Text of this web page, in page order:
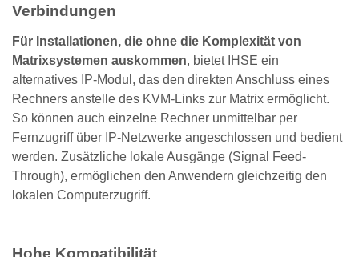
Verbindungen
Für Installationen, die ohne die Komplexität von
Matrixsystemen auskommen, bietet IHSE ein
alternatives IP-Modul, das den direkten Anschluss eines
Rechners anstelle des KVM-Links zur Matrix ermöglicht.
So können auch einzelne Rechner unmittelbar per
Fernzugriff über IP-Netzwerke angeschlossen und bedient
werden. Zusätzliche lokale Ausgänge (Signal Feed-
Through), ermöglichen den Anwendern gleichzeitig den
lokalen Computerzugriff.
Hohe Kompatibilität